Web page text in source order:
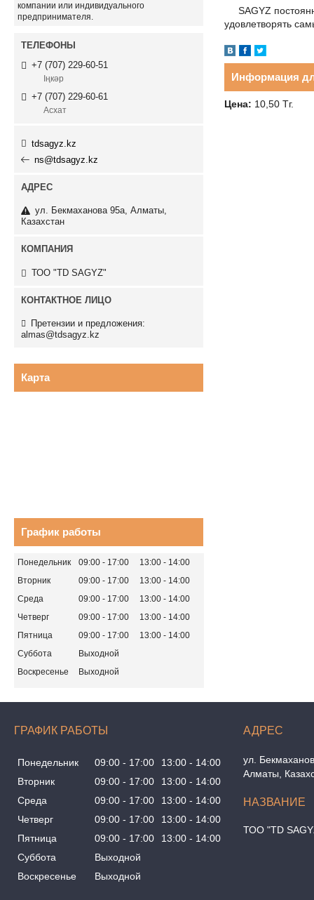
SAGYZ
удовлетворять
Информация
Цена: 10,50 Тг.
компании или индивидуального
предпринимателя.
+7 (707) 229-60-51
Іңкәр
+7 (707) 229-60-61
Асхат
tdsagyz.kz
ns@tdsagyz.kz
ул. Бекмаханова 95а, Алматы,
Казахстан
ТОО "TD SAGYZ"
Претензии и предложения:
almas@tdsagyz.kz
Карта
График работы
Понедельник 09:00 17:00 13:00
14:00
Вторник
09:00 17:00 13:00
14:00
Среда
09:00 17:00 13:00
14:00
Четверг
09:00 17:00 13:00
14:00
Пятница
09:00 17:00 13:00
14:00
Суббота
Выходной
Воскресенье
Выходной
ГРАФИК РАБОТЫ
Понедельник 09:00 17:00 13:00
14:00
Вторник
09:00 17:00 13:00
14:00
Среда
09:00 17:00 13:00
14:00
Четверг
09:00 17:00 13:00
14:00
Пятница
09:00 17:00 13:00
14:00
Суббота
Выходной
Воскресенье
Выходной
ул.
Алматы,
ТОО "TD